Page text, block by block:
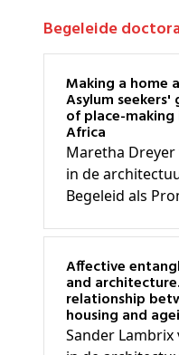
Begeleide
Making a home away from home:
Asylum
of place-making
Africa
Maretha
in de
Begeleid als
Affective entanglements of ageing
and
relationship
housing and
Sander